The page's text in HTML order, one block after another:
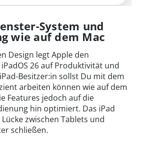
System und
wie auf dem Mac
Design legt Apple den
26 auf Produktivität und
Besitzer:in sollst Du mit dem
arbeiten können wie auf dem
Features jedoch auf die
hin optimiert. Das iPad
zwischen Tablets und
schließen.